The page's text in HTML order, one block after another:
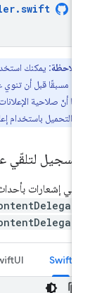
.swift
ملاحظة:يمكنك استخدام
مسبقًا قبل أن تنوي
بما أنّ صلاحية
التحميل باستخدام
لتلقّي
إشعارات بأحداث
Swift
SwiftUI